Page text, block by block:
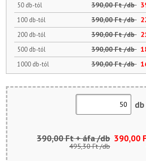
50 db-tól 390,00 Ft /db
100 db-tól 390,00 Ft /db
200 db-tól 390,00 Ft /db
500 db-tól 390,00 Ft /db
1000 db-tól 390,00 Ft /db
db
390,00 Ft + áfa /db 390,00
495,30 Ft /db